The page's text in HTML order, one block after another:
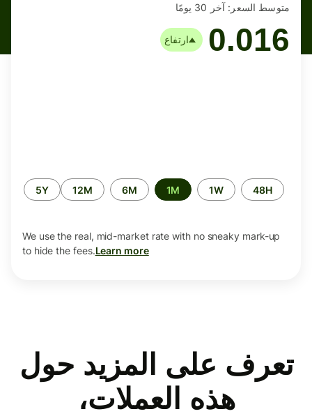
متوسط السعر: آخر 30 يومًا
0.016 ارتفاع
الفترة
الزمنية
48H
1W
1M
6M
12M
5Y
We use the real, mid-market rate with no sneaky mark-up
to hide the fees.Learn more
تعرف على المزيد حول
هذه العملات،